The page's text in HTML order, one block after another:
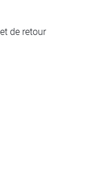
de retour